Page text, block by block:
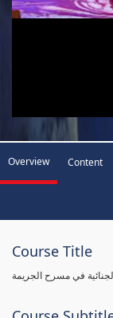
Overview Content
Course Title
الجنائية في مسرح الجريمة